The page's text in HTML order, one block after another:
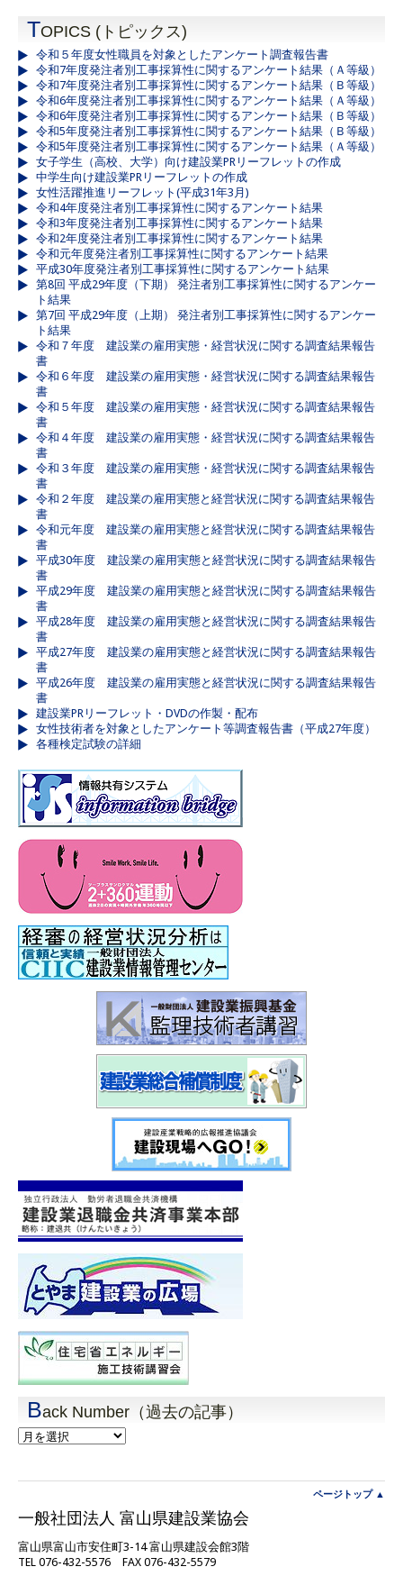
TOPICS (トピックス)
令和５年度女性職員を対象としたアンケート調査報告書
令和7年度発注者別工事採算性に関するアンケート結果（Ａ等級）
令和7年度発注者別工事採算性に関するアンケート結果（Ｂ等級）
令和6年度発注者別工事採算性に関するアンケート結果（Ａ等級）
令和6年度発注者別工事採算性に関するアンケート結果（Ｂ等級）
令和5年度発注者別工事採算性に関するアンケート結果（Ｂ等級）
令和5年度発注者別工事採算性に関するアンケート結果（Ａ等級）
女子学生（高校、大学）向け建設業PRリーフレットの作成
中学生向け建設業PRリーフレットの作成
女性活躍推進リーフレット(平成31年3月)
令和4年度発注者別工事採算性に関するアンケート結果
令和3年度発注者別工事採算性に関するアンケート結果
令和2年度発注者別工事採算性に関するアンケート結果
令和元年度発注者別工事採算性に関するアンケート結果
平成30年度発注者別工事採算性に関するアンケート結果
第8回 平成29年度（下期） 発注者別工事採算性に関するアンケー
ト結果
第7回 平成29年度（上期） 発注者別工事採算性に関するアンケー
ト結果
令和７年度 建設業の雇用実態・経営状況に関する調査結果報告
書
令和６年度 建設業の雇用実態・経営状況に関する調査結果報告
書
令和５年度 建設業の雇用実態・経営状況に関する調査結果報告
書
令和４年度 建設業の雇用実態・経営状況に関する調査結果報告
書
令和３年度 建設業の雇用実態・経営状況に関する調査結果報告
書
令和２年度 建設業の雇用実態と経営状況に関する調査結果報告
書
令和元年度 建設業の雇用実態と経営状況に関する調査結果報告
書
平成30年度 建設業の雇用実態と経営状況に関する調査結果報告
書
平成29年度 建設業の雇用実態と経営状況に関する調査結果報告
書
平成28年度 建設業の雇用実態と経営状況に関する調査結果報告
書
平成27年度 建設業の雇用実態と経営状況に関する調査結果報告
書
平成26年度 建設業の雇用実態と経営状況に関する調査結果報告
書
建設業PRリーフレット・DVDの作製・配布
女性技術者を対象としたアンケート等調査報告書（平成27年度）
各種検定試験の詳細
Back Number（過去の記事）
Back
Number（過
事）
ページトップ ▲
一般社団法人 富山県建設業協会
富山県富山市安住町3-14 富山県建設会館3階
TEL 076-432-5576 FAX 076-432-5579